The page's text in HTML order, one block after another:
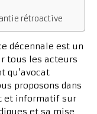
rétroactive
décennale est un
tous les acteurs
qu’avocat
proposons dans
et informatif sur